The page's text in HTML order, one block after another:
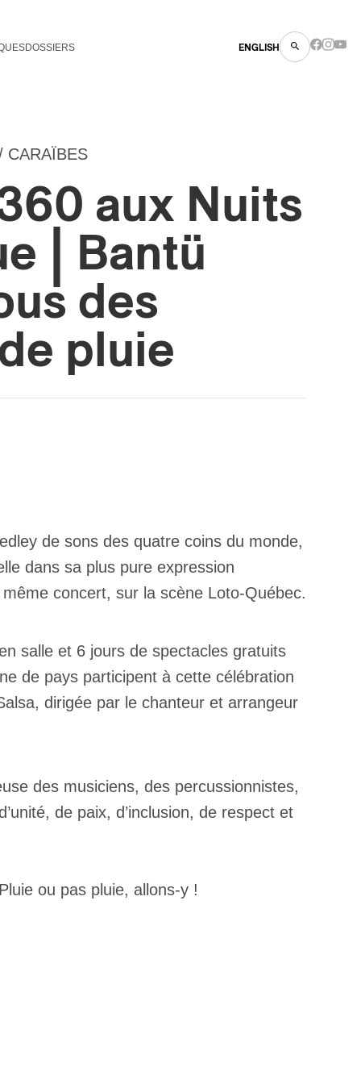
DOSSIERS ENGLISH
CARAÏBES
aux Nuits
| Bantü
des
pluie
de sons des quatre coins du monde,
dans sa plus pure expression
concert, sur la scène Loto-Québec.
salle et 6 jours de spectacles gratuits
de pays participent à cette célébration
dirigée par le chanteur et arrangeur
des musiciens, des percussionnistes,
de paix, d’inclusion, de respect et
ou pas pluie, allons-y !